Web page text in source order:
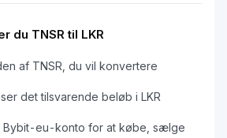
du TNSR til LKR
af TNSR, du vil konvertere
det tilsvarende beløb i LKR
Bybit-eu-konto for at købe, sælge